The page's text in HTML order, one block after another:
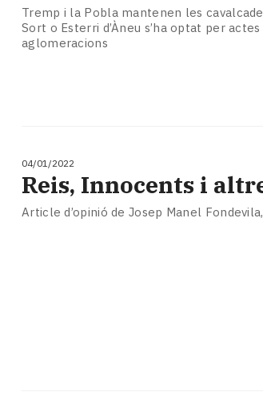
Tremp i la Pobla mantenen les
Sort o Esterri d’Àneu s’ha optat per
aglomeracions
04/01/2022
Reis, Innocents i
Article d’opinió de Josep Manel